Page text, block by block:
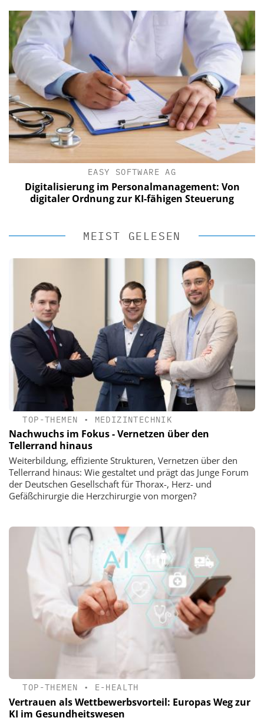
EASY SOFTWARE AG
Digitalisierung im Personalmanagement: Von
digitaler Ordnung zur KI-fähigen Steuerung
MEIST GELESEN
TOP-THEMEN • MEDIZINTECHNIK
Nachwuchs im Fokus - Vernetzen über den
Tellerrand hinaus
Weiterbildung, effiziente Strukturen, Vernetzen über den
Tellerrand hinaus: Wie gestaltet und prägt das Junge Forum
der Deutschen Gesellschaft für Thorax-, Herz- und
Gefäßchirurgie die Herzchirurgie von morgen?
TOP-THEMEN • E-HEALTH
Vertrauen als Wettbewerbsvorteil: Europas Weg zur
KI im Gesundheitswesen